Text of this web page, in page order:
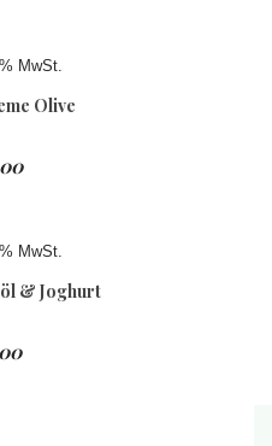
MwSt.
Olive
MwSt.
& Joghurt